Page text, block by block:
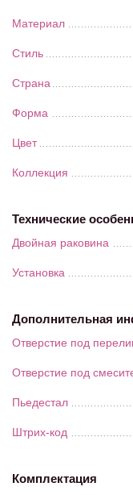
Материал
Стиль
Страна
Форма
Цвет
Коллекция
Технические
Двойная раковина
Установка
Дополнительная
Отверстие под
Отверстие под
Пьедестал
Штрих-код
Комплектация